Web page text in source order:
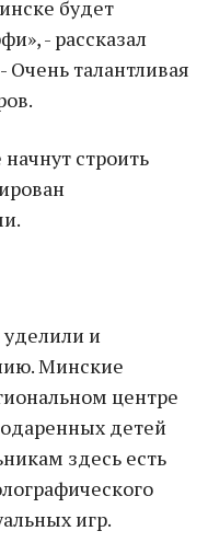
будет
- рассказал
талантливая
строить
и
Минские
центре
детей
здесь есть
игр.